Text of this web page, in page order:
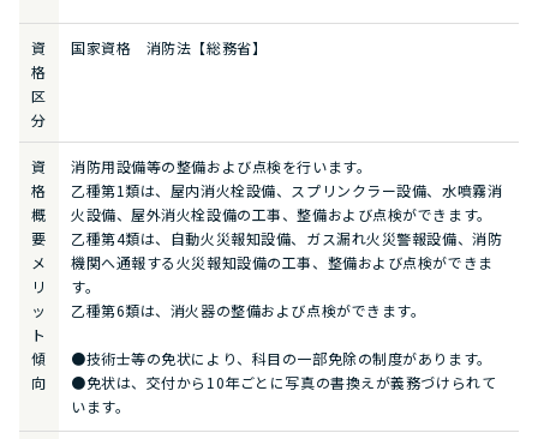
資
格
区
分
国家資格 消防法【総務省】
資
格
概
要
メ
リ
ッ
ト
傾
向
消防用設備等の整備および点検を行います。
乙種第1類は、屋内消火栓設備、スプリンクラー設備、水噴霧消
火設備、屋外消火栓設備の工事、整備および点検ができます。
乙種第4類は、自動火災報知設備、ガス漏れ火災警報設備、消防
機関へ通報する火災報知設備の工事、整備および点検ができま
す。
乙種第6類は、消火器の整備および点検ができます。
●技術士等の免状により、科目の一部免除の制度があります。
●免状は、交付から10年ごとに写真の書換えが義務づけられて
います。